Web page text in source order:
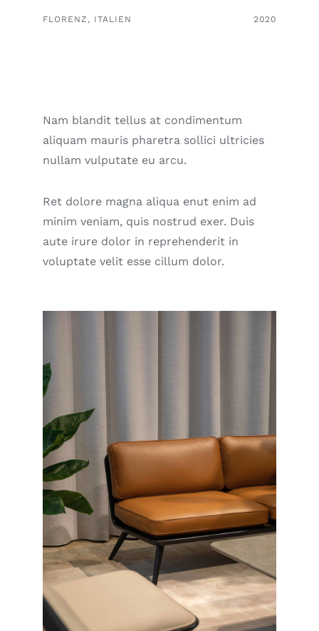
FLORENZ, ITALIEN 2020
Nam blandit tellus at condimentum
aliquam mauris pharetra sollici ultricies
nullam vulputate eu arcu.
Ret dolore magna aliqua enut enim ad
minim veniam, quis nostrud exer. Duis
aute irure dolor in reprehenderit in
voluptate velit esse cillum dolor.